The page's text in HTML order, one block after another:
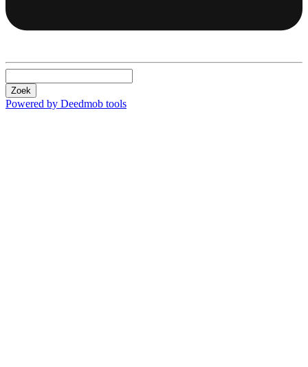
Zoek
Powered by Deedmob tools